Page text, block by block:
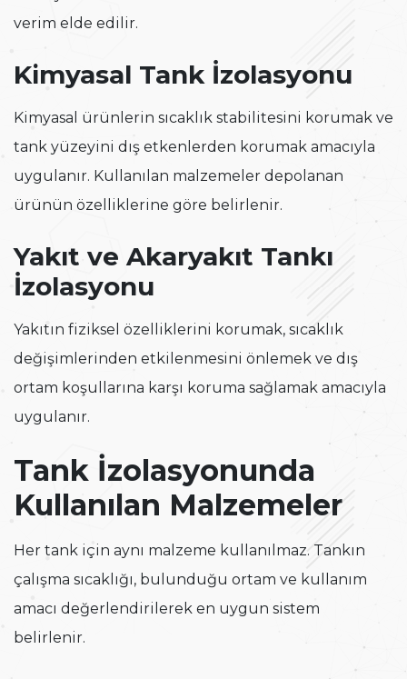
verim elde edilir.
Kimyasal Tank İzolasyonu
Kimyasal ürünlerin sıcaklık stabilitesini korumak ve
tank yüzeyini dış etkenlerden korumak amacıyla
uygulanır. Kullanılan malzemeler depolanan
ürünün özelliklerine göre belirlenir.
Yakıt ve Akaryakıt Tankı
İzolasyonu
Yakıtın fiziksel özelliklerini korumak, sıcaklık
değişimlerinden etkilenmesini önlemek ve dış
ortam koşullarına karşı koruma sağlamak amacıyla
uygulanır.
Tank İzolasyonunda
Kullanılan Malzemeler
Her tank için aynı malzeme kullanılmaz. Tankın
çalışma sıcaklığı, bulunduğu ortam ve kullanım
amacı değerlendirilerek en uygun sistem
belirlenir.